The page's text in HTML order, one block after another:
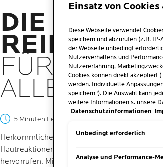
DIE BESTE
FÜR
ALLERGIEN
5 Minuten Lesezeit
Herkömmliche Reinigungsmittel können
Hautreaktionen wie Juckreiz, Brennen,
hervorrufen. Mizellenwasser sind
Einsatz von
Diese Webseite verwendet
speichern und abzurufen (z.B.
der Webseite unbedingt
Nutzerverhaltens und
Nutzererfahrung,
Cookies können direkt akzeptiert
werden. Individuelle
speichern"). Die Auswahl kann
weitere Informationen s. unsere
Datenschutzinformationen
Unbedingt erforderlich
Analyse und Performance-